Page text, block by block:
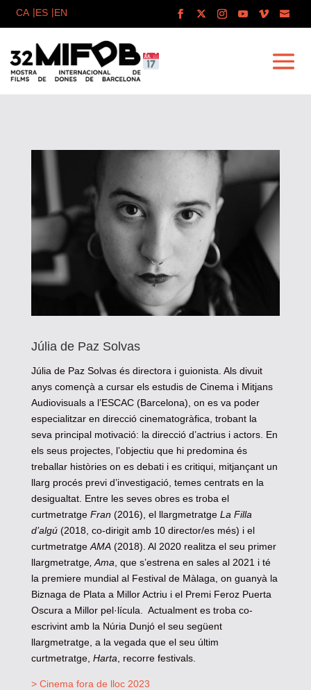
Júlia de Paz Solvas
Júlia de Paz Solvas és directora i guionista. Als divuit
anys començà a cursar els estudis de Cinema i Mitjans
Audiovisuals a l’ESCAC (Barcelona), on es va poder
especialitzar en direcció cinematogràfica, trobant la
seva principal motivació: la direcció d’actrius i actors. En
els seus projectes, l’objectiu que hi predomina és
treballar històries on es debati i es critiqui, mitjançant un
llarg procés previ d’investigació, temes centrats en la
desigualtat. Entre les seves obres es troba el
curtmetratge Fran (2016), el llargmetratge La Filla
d’algú(2018, co-dirigit amb 10 director/es més) i el
curtmetratge AMA(2018). Al 2020 realitza el seu primer
llargmetratge, Ama , que s’estrena en sales al 2021 i té
la premiere mundial al Festival de Màlaga, on guanyà la
Biznaga de Plata a Millor Actriu i el Premi Feroz Puerta
Oscura a Millor pel·lícula. Actualment es troba co-
escrivint amb la Núria Dunjó el seu següent
llargmetratge, a la vegada que el seu últim
curtmetratge, Harta , recorre festivals.
> Cinema fora de lloc 2023